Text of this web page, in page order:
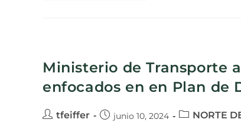
Ministerio de Transporte
enfocados en en Plan de
tfeiffer junio 10, 2024 NORTE